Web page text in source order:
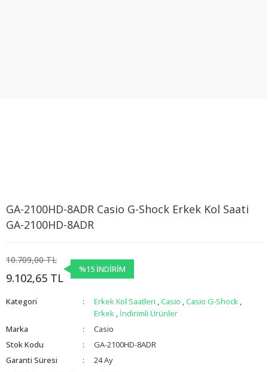
GA-2100HD-8ADR Casio G-Shock Erkek Kol Saati
GA-2100HD-8ADR
10.709,00 TL
9.102,65 TL
%15 İNDİRİM
Kategori Erkek Kol Saatleri , Casio , Casio G-Shock ,
Erkek , İndirimli Ürünler
Marka
Casio
Stok Kodu
GA-2100HD-8ADR
Garanti Süresi
24 Ay